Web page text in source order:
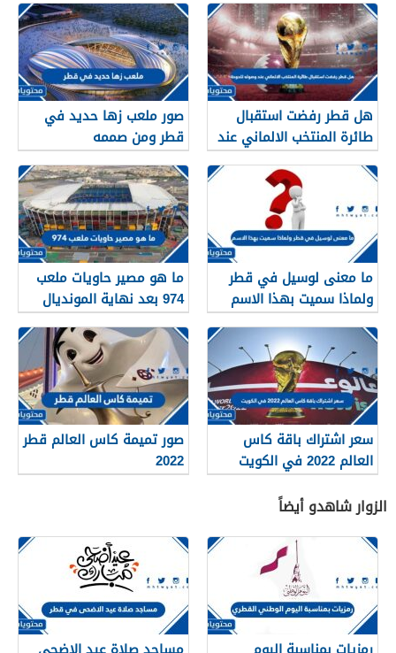
هل قطر رفضت استقبال
طائرة المنتخب الالماني عند
وصوله للدوحة
صور ملعب زها حديد في
قطر ومن صممه
ما معنى لوسيل في قطر
ولماذا سميت بهذا الاسم
ما هو مصير حاويات ملعب
974 بعد نهاية المونديال
سعر اشتراك باقة كاس
العالم 2022 في الكويت
صور تميمة كاس العالم قطر
2022
الزوار شاهدو أيضاً